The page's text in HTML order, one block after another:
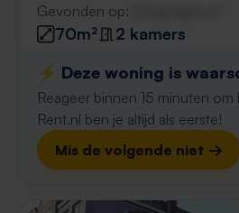
Gevonden op:
70m²
2 kamers
⚡️ Deze woning is
Reageer binnen 15 minuten om
Rent.nl ben je altijd als eerste!
Mis de volgende niet →